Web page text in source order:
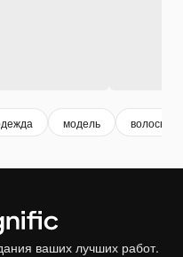
модель волосы
ваших лучших работ.